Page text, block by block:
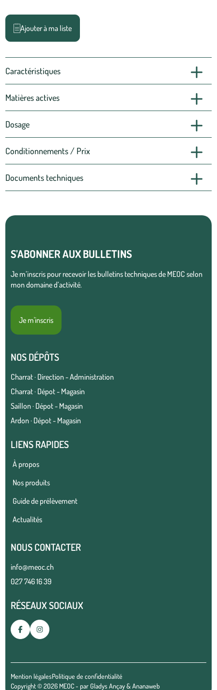
Ajouter à ma liste
Caractéristiques
Matières actives
Dosage
Conditionnements / Prix
Documents techniques
S’ABONNER AUX BULLETINS
Je m’inscris pour recevoir les bulletins techniques de MEOC selon
mon domaine d’activité.
Je m'inscris
NOS DÉPÔTS
Charrat · Direction - Administration
Charrat · Dépot - Magasin
Saillon · Dépot - Magasin
Ardon · Dépot - Magasin
LIENS RAPIDES
À propos
Nos produits
Guide de prélèvement
Actualités
NOUS CONTACTER
info@meoc.ch
027 746 16 39
RÉSEAUX SOCIAUX
Mention légalesPolitique de confidentialité
Copyright © 2026 MEOC - parGladys Ançay&Ananaweb